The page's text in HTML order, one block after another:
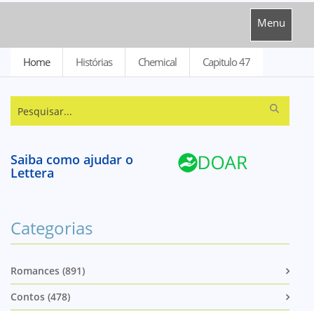
Menu
Home Histórias Chemical Capitulo 47
Saiba como ajudar o
Lettera
Categorias
Romances (891)
Contos (478)